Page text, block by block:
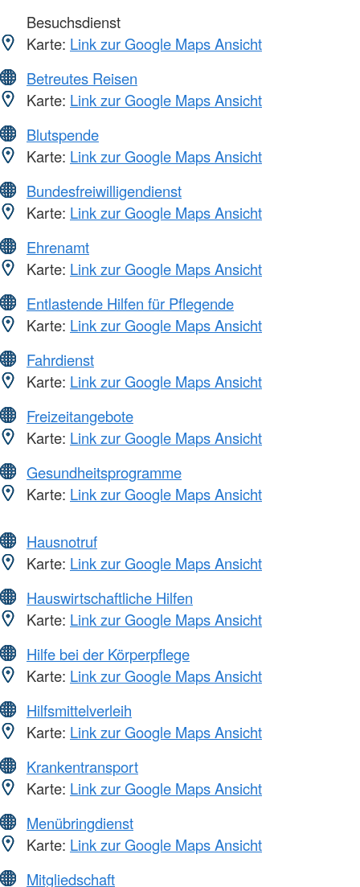
Besuchsdienst
Karte: Link zur Google Maps Ansicht
Betreutes Reisen
Karte: Link zur Google Maps Ansicht
Blutspende
Karte: Link zur Google Maps Ansicht
Bundesfreiwilligendienst
Karte: Link zur Google Maps Ansicht
Ehrenamt
Karte: Link zur Google Maps Ansicht
Entlastende Hilfen für Pflegende
Karte: Link zur Google Maps Ansicht
Fahrdienst
Karte: Link zur Google Maps Ansicht
Freizeitangebote
Karte: Link zur Google Maps Ansicht
Gesundheitsprogramme
Karte: Link zur Google Maps Ansicht
Hausnotruf
Karte: Link zur Google Maps Ansicht
Hauswirtschaftliche Hilfen
Karte: Link zur Google Maps Ansicht
Hilfe bei der Körperpflege
Karte: Link zur Google Maps Ansicht
Hilfsmittelverleih
Karte: Link zur Google Maps Ansicht
Krankentransport
Karte: Link zur Google Maps Ansicht
Menübringdienst
Karte: Link zur Google Maps Ansicht
Mitgliedschaft